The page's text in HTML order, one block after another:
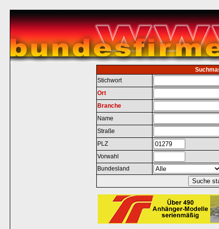
Stichwort
Ort
Branche
Name
Straße
PLZ
Vorwahl
Bundesland